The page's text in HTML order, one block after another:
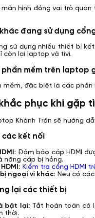
màn hình đóng vai trò
đang sử dụng cổng
sử dụng nhiều thiết bị
còn lại laptop và tivi.
mềm trên laptop
mềm, đặc biệt là các phần
phục khi gặp
Khánh Trần sẽ hướng
các kết nối
Đảm bảo cáp HDMI
năng cáp bị hỏng.
Kiểm tra cổng HDMI
ngoại vi khác: Nếu có
lại các thiết bị
bật lại: Tắt hoàn toàn cả
thời.